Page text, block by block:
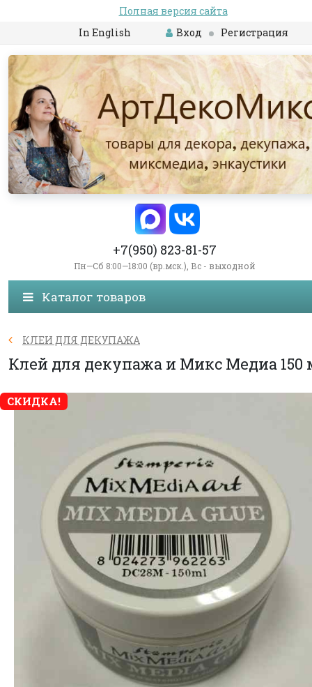
Полная версия сайта
In English
Вход Регистрация
+7(950) 823-81-57
Пн—Сб 8:00—18:00 (вр.мск.), Вс - выходной
Каталог товаров
КЛЕИ ДЛЯ ДЕКУПАЖА
Клей для декупажа и Микс Медиа 150
СКИДКА!